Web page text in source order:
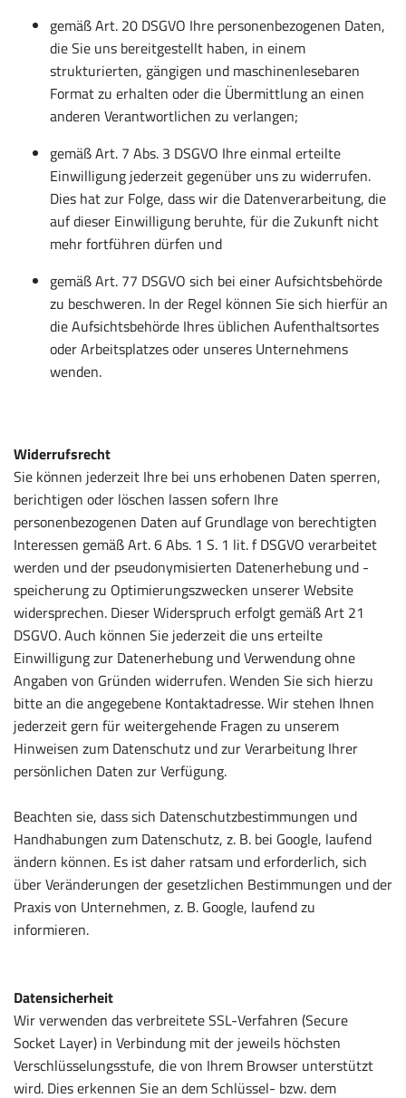
gemäß Art. 20 DSGVO Ihre personenbezogenen Daten,
die Sie uns bereitgestellt haben, in einem
strukturierten, gängigen und maschinenlesebaren
Format zu erhalten oder die Übermittlung an einen
anderen Verantwortlichen zu verlangen;
gemäß Art. 7 Abs. 3 DSGVO Ihre einmal erteilte
Einwilligung jederzeit gegenüber uns zu widerrufen.
Dies hat zur Folge, dass wir die Datenverarbeitung, die
auf dieser Einwilligung beruhte, für die Zukunft nicht
mehr fortführen dürfen und
gemäß Art. 77 DSGVO sich bei einer Aufsichtsbehörde
zu beschweren. In der Regel können Sie sich hierfür an
die Aufsichtsbehörde Ihres üblichen Aufenthaltsortes
oder Arbeitsplatzes oder unseres Unternehmens
wenden.
Widerrufsrecht
Sie können jederzeit Ihre bei uns erhobenen Daten sperren,
berichtigen oder löschen lassen sofern Ihre
personenbezogenen Daten auf Grundlage von berechtigten
Interessen gemäß Art. 6 Abs. 1 S. 1 lit. f DSGVO verarbeitet
werden und der pseudonymisierten Datenerhebung und -
speicherung zu Optimierungszwecken unserer Website
widersprechen. Dieser Widerspruch erfolgt gemäß Art 21
DSGVO. Auch können Sie jederzeit die uns erteilte
Einwilligung zur Datenerhebung und Verwendung ohne
Angaben von Gründen widerrufen. Wenden Sie sich hierzu
bitte an die angegebene Kontaktadresse. Wir stehen Ihnen
jederzeit gern für weitergehende Fragen zu unserem
Hinweisen zum Datenschutz und zur Verarbeitung Ihrer
persönlichen Daten zur Verfügung.
Beachten sie, dass sich Datenschutzbestimmungen und
Handhabungen zum Datenschutz, z. B. bei Google, laufend
ändern können. Es ist daher ratsam und erforderlich, sich
über Veränderungen der gesetzlichen Bestimmungen und der
Praxis von Unternehmen, z. B. Google, laufend zu
informieren.
Datensicherheit
Wir verwenden das verbreitete SSL-Verfahren (Secure
Socket Layer) in Verbindung mit der jeweils höchsten
Verschlüsselungsstufe, die von Ihrem Browser unterstützt
wird. Dies erkennen Sie an dem Schlüssel- bzw. dem